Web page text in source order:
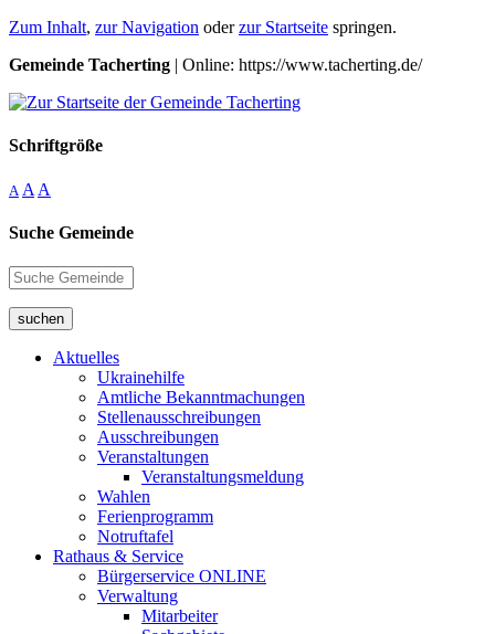
Zum Inhalt, zur Navigation oderzur Startseite springen.
Gemeinde Tacherting | Online: https://www.tacherting.de/
Schriftgröße
A A A
Suche Gemeinde
suchen
Aktuelles
Ukrainehilfe
Amtliche Bekanntmachungen
Stellenausschreibungen
Ausschreibungen
Veranstaltungen
Veranstaltungsmeldung
Wahlen
Ferienprogramm
Notruftafel
Rathaus & Service
Bürgerservice ONLINE
Verwaltung
Mitarbeiter